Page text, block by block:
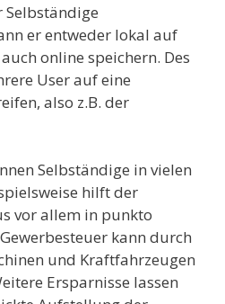
Selbständige
er entweder lokal auf
online speichern. Des
User auf eine
also z.B. der
Selbständige in vielen
hilft der
vor allem in punkto
kann durch
und Kraftfahrzeugen
Ersparnisse lassen